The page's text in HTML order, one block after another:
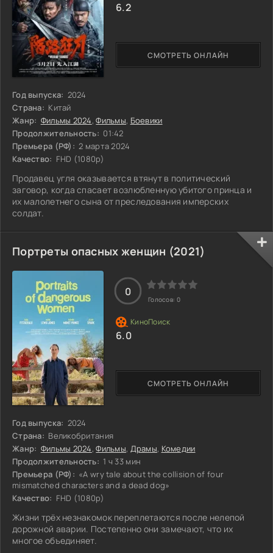
Год выпуска: 2024
Страна: Китай
Жанр: Фильмы 2024,Фильмы, Боевики
Продолжительность: 01:42
Премьера (РФ): 2 марта 2024
Качество: FHD (1080p)
Продавец угля оказывается втянут в политический
заговор, когда спасает возлюбленную убитого принца и
их малолетнего сына от преследования имперских
солдат.
СМОТРЕТЬ ОНЛАЙН
6.2
Портреты опасных женщин (2021)
Год выпуска: 2024
Страна: Великобритания
Жанр: Фильмы 2024,Фильмы, Драмы, Комедии
Продолжительность: 1 ч 33 мин
Премьера (РФ): «A wry tale about the collision of four
mismatched characters and a dead dog»
Качество: FHD (1080p)
Жизни трёх незнакомок переплетаются после нелепой
дорожной аварии. Постепенно они замечают, что их
многое объединяет.
СМОТРЕТЬ ОНЛАЙН
0
Голосов: 0
6.0